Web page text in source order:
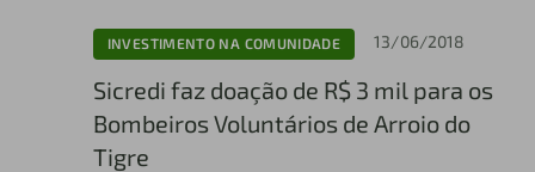
INVESTIMENTO NA COMUNIDADE 13/06/2018
Sicredi faz doação de R$ 3 mil para os
Bombeiros Voluntários de Arroio do
Tigre